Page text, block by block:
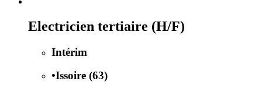
Electricien tertiaire (H/F)
Intérim
•Issoire (63)